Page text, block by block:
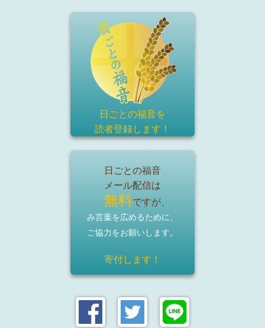
日ごとの福音を
読者登録します！
日ごとの福音
メール配信は
無料ですが、
み言葉を広めるために、
ご協力をお願いします。
寄付します！